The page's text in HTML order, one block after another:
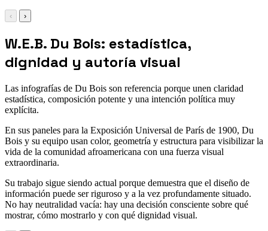
‹ ›
W.E.B. Du Bois: estadística,
dignidad y autoría visual
Las infografías de Du Bois son referencia porque unen claridad
estadística, composición potente y una intención política muy
explícita.
En sus paneles para la Exposición Universal de París de 1900, Du
Bois y su equipo usan color, geometría y estructura para visibilizar la
vida de la comunidad afroamericana con una fuerza visual
extraordinaria.
Su trabajo sigue siendo actual porque demuestra que el diseño de
información puede ser riguroso y a la vez profundamente situado.
No hay neutralidad vacía: hay una decisión consciente sobre qué
mostrar, cómo mostrarlo y con qué dignidad visual.